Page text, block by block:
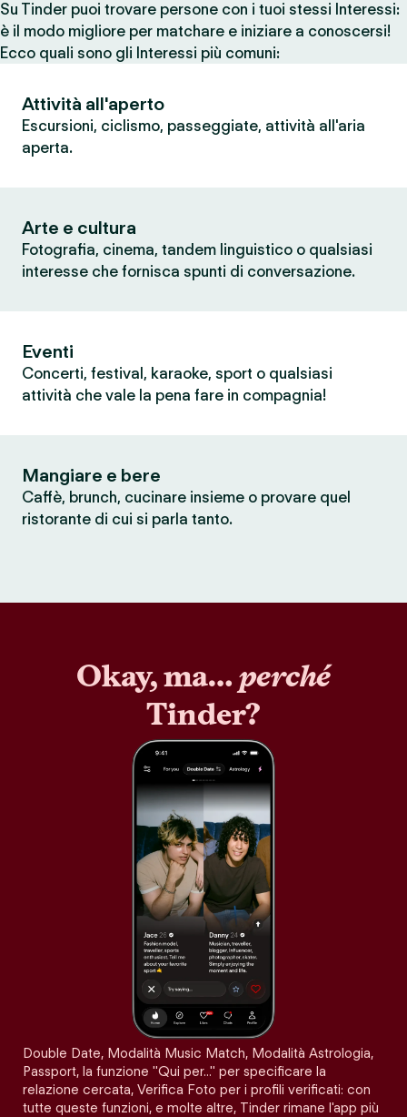
Su Tinder puoi trovare persone con i tuoi stessi Interessi:
è il modo migliore per matchare e iniziare a conoscersi!
Ecco quali sono gli Interessi più comuni:
Attività all'aperto
Escursioni, ciclismo, passeggiate, attività all'aria
aperta.
Arte e cultura
Fotografia, cinema, tandem linguistico o qualsiasi
interesse che fornisca spunti di conversazione.
Eventi
Concerti, festival, karaoke, sport o qualsiasi
attività che vale la pena fare in compagnia!
Mangiare e bere
Caffè, brunch, cucinare insieme o provare quel
ristorante di cui si parla tanto.
Okay, ma…perché
Tinder?
Double Date, Modalità Music Match, Modalità Astrologia,
Passport, la funzione "Qui per…" per specificare la
relazione cercata, Verifica Foto per i profili verificati: con
tutte queste funzioni, e molte altre, Tinder rimane l'app più